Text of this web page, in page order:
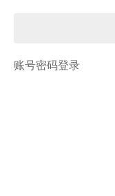
账号密码登录